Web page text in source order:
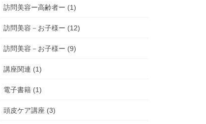
訪問美容ー高齢者ー (1)
訪問美容－お子様ー (12)
訪問美容－お子様ー (9)
講座関連 (1)
電子書籍 (1)
頭皮ケア講座 (3)